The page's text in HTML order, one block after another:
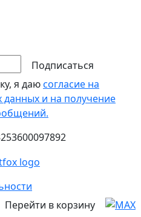
Подписаться
я даюсогласие на
и на получение
Перейти в корзину